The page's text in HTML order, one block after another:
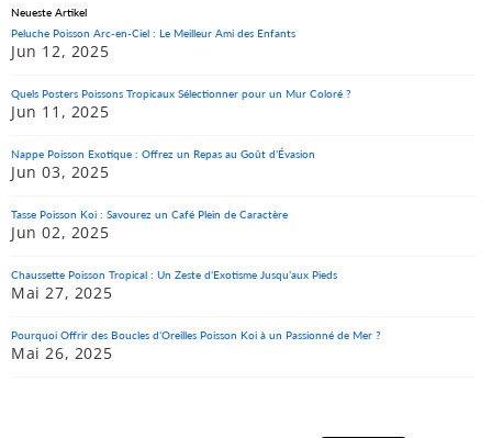
Neueste Artikel
Peluche Poisson Arc-en-Ciel : Le Meilleur Ami des Enfants
Jun 12, 2025
Quels Posters Poissons Tropicaux Sélectionner pour un Mur Coloré ?
Jun 11, 2025
Nappe Poisson Exotique : Offrez un Repas au Goût d’Évasion
Jun 03, 2025
Tasse Poisson Koi : Savourez un Café Plein de Caractère
Jun 02, 2025
Chaussette Poisson Tropical : Un Zeste d’Exotisme Jusqu’aux Pieds
Mai 27, 2025
Pourquoi Offrir des Boucles d’Oreilles Poisson Koi à un Passionné de Mer ?
Mai 26, 2025